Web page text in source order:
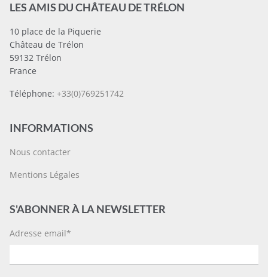
LES AMIS DU CHÂTEAU DE TRÉLON
10 place de la Piquerie
Château de Trélon
59132 Trélon
France
Téléphone: +33(0)769251742
INFORMATIONS
Nous contacter
Mentions Légales
S'ABONNER À LA NEWSLETTER
Adresse email*